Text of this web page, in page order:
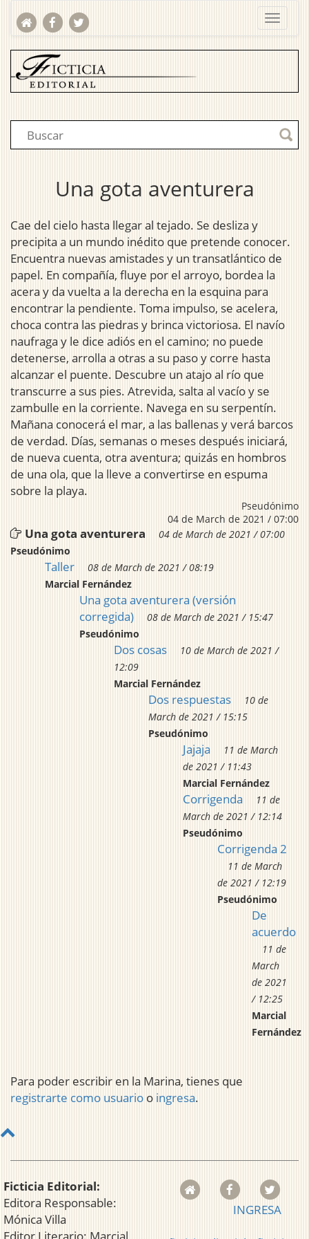
Una gota aventurera
Cae del cielo hasta llegar al tejado. Se desliza y
precipita a un mundo inédito que pretende conocer.
Encuentra nuevas amistades y un transatlántico de
papel. En compañía, fluye por el arroyo, bordea la
acera y da vuelta a la derecha en la esquina para
encontrar la pendiente. Toma impulso, se acelera,
choca contra las piedras y brinca victoriosa. El navío
naufraga y le dice adiós en el camino; no puede
detenerse, arrolla a otras a su paso y corre hasta
alcanzar el puente. Descubre un atajo al río que
transcurre a sus pies. Atrevida, salta al vacío y se
zambulle en la corriente. Navega en su serpentín.
Mañana conocerá el mar, a las ballenas y verá barcos
de verdad. Días, semanas o meses después iniciará,
de nueva cuenta, otra aventura; quizás en hombros
de una ola, que la lleve a convertirse en espuma
sobre la playa.
Pseudónimo
04 de March de 2021 / 07:00
Una gota aventurera
04 de March de 2021 / 07:00
Pseudónimo
Taller
08 de March de 2021 / 08:19
Marcial Fernández
Una gota aventurera (versión
corregida)
08 de March de 2021 / 15:47
Pseudónimo
Dos cosas
10 de March de 2021 /
12:09
Marcial Fernández
Dos respuestas
10 de
March de 2021 / 15:15
Pseudónimo
Jajaja
11 de March
de 2021 / 11:43
Marcial Fernández
Corrigenda
11 de
March de 2021 / 12:14
Pseudónimo
Corrigenda 2
11 de March
de 2021 / 12:19
Pseudónimo
De
acuerdo
11 de
March
de 2021
/ 12:25
Marcial
Fernández
Para poder escribir en la Marina, tienes que
registrarte como usuario o ingresa.
Ficticia Editorial:
Editora Responsable:
Mónica Villa
INGRESA